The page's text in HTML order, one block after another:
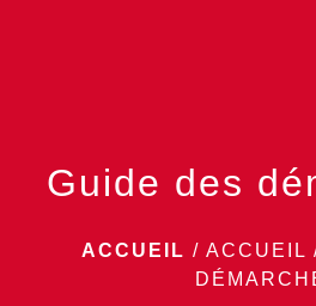
Guide des
ACCUEIL / ACCUEIL